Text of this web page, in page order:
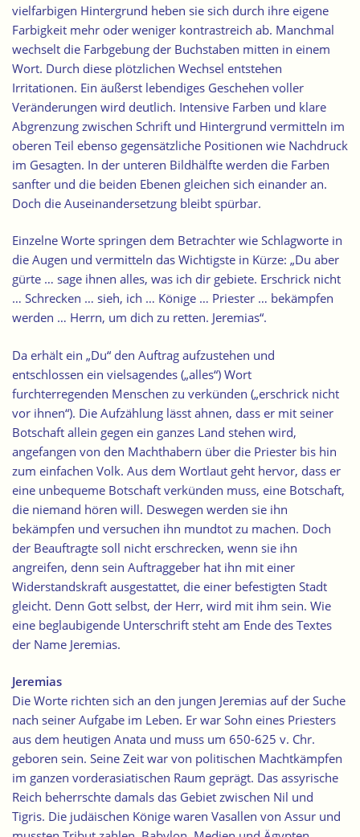
vielfarbigen Hintergrund heben sie sich durch ihre eigene
Farbigkeit mehr oder weniger kontrastreich ab. Manchmal
wechselt die Farbgebung der Buchstaben mitten in einem
Wort. Durch diese plötzlichen Wechsel entstehen
Irritationen. Ein äußerst lebendiges Geschehen voller
Veränderungen wird deutlich. Intensive Farben und klare
Abgrenzung zwischen Schrift und Hintergrund vermitteln im
oberen Teil ebenso gegensätzliche Positionen wie Nachdruck
im Gesagten. In der unteren Bildhälfte werden die Farben
sanfter und die beiden Ebenen gleichen sich einander an.
Doch die Auseinandersetzung bleibt spürbar.
Einzelne Worte springen dem Betrachter wie Schlagworte in
die Augen und vermitteln das Wichtigste in Kürze: „Du aber
gürte … sage ihnen alles, was ich dir gebiete. Erschrick nicht
… Schrecken … sieh, ich … Könige … Priester … bekämpfen
werden … Herrn, um dich zu retten. Jeremias“.
Da erhält ein „Du“ den Auftrag aufzustehen und
entschlossen ein vielsagendes („alles“) Wort
furchterregenden Menschen zu verkünden („erschrick nicht
vor ihnen“). Die Aufzählung lässt ahnen, dass er mit seiner
Botschaft allein gegen ein ganzes Land stehen wird,
angefangen von den Machthabern über die Priester bis hin
zum einfachen Volk. Aus dem Wortlaut geht hervor, dass er
eine unbequeme Botschaft verkünden muss, eine Botschaft,
die niemand hören will. Deswegen werden sie ihn
bekämpfen und versuchen ihn mundtot zu machen. Doch
der Beauftragte soll nicht erschrecken, wenn sie ihn
angreifen, denn sein Auftraggeber hat ihn mit einer
Widerstandskraft ausgestattet, die einer befestigten Stadt
gleicht. Denn Gott selbst, der Herr, wird mit ihm sein. Wie
eine beglaubigende Unterschrift steht am Ende des Textes
der Name Jeremias.
Jeremias
Die Worte richten sich an den jungen Jeremias auf der Suche
nach seiner Aufgabe im Leben. Er war Sohn eines Priesters
aus dem heutigen Anata und muss um 650-625 v. Chr.
geboren sein. Seine Zeit war von politischen Machtkämpfen
im ganzen vorderasiatischen Raum geprägt. Das assyrische
Reich beherrschte damals das Gebiet zwischen Nil und
Tigris. Die judäischen Könige waren Vasallen von Assur und